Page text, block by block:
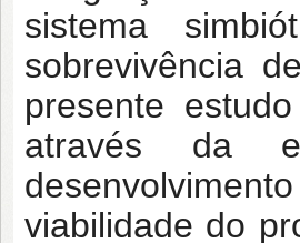
sistema
sobrevivência
presente
através da
viabilidade do